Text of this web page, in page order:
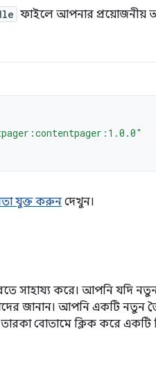
ফাইলে আপনার প্রয়োজনীয়
যুক্ত করুন দেখুন।
সাহায্য করে। আপনি যদি
জানান। আপনি একটি নতুন
বোতামে ক্লিক করে